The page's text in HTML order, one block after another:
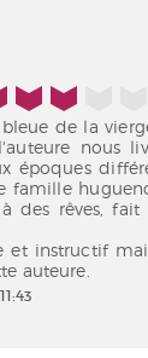
de la
nous
époques
famille
des rêves, fait
et instructif
auteure.